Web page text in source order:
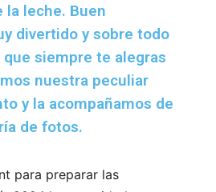
leche. Buen
divertido y sobre todo
siempre te alegras
nuestra peculiar
y la acompañamos de
de fotos.
para preparar las